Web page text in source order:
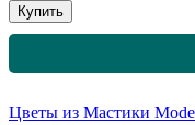
Купить
Цветы из Мастики